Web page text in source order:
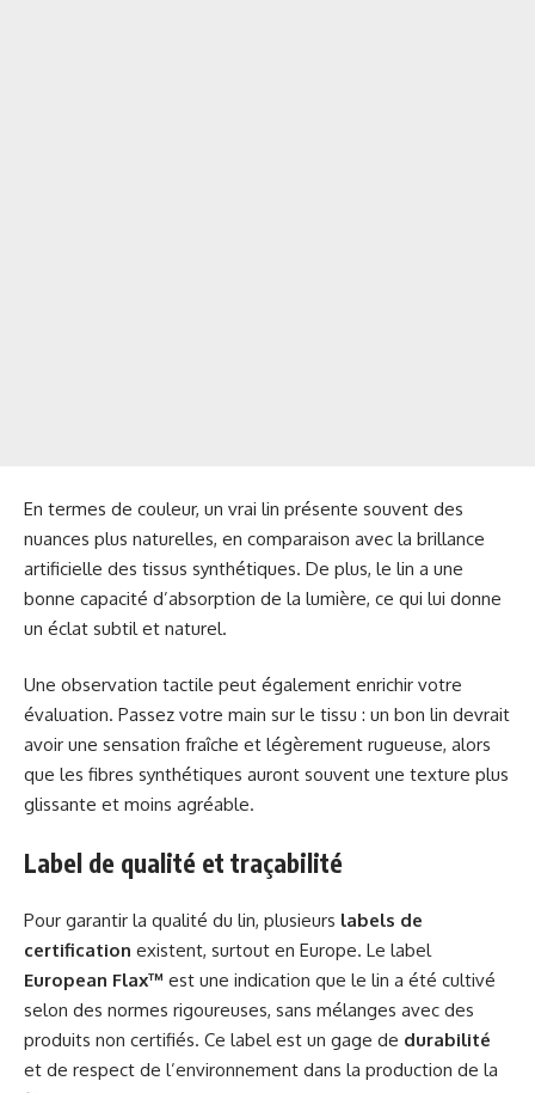
En termes de couleur, un vrai lin présente souvent des
nuances plus naturelles, en comparaison avec la brillance
artificielle des tissus synthétiques. De plus, le lin a une
bonne capacité d’absorption de la lumière, ce qui lui donne
un éclat subtil et naturel.
Une observation tactile peut également enrichir votre
évaluation. Passez votre main sur le tissu : un bon lin devrait
avoir une sensation fraîche et légèrement rugueuse, alors
que les fibres synthétiques auront souvent une texture plus
glissante et moins agréable.
Label de qualité et traçabilité
Pour garantir la qualité du lin, plusieurs labels de
certification existent, surtout en Europe. Le label
European Flax™ est une indication que le lin a été cultivé
selon des normes rigoureuses, sans mélanges avec des
produits non certifiés. Ce label est un gage de durabilité
et de respect de l’environnement dans la production de la